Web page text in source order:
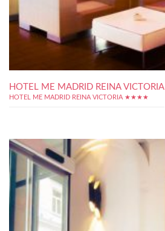
HOTEL ME MADRID REINA VICTORIA
HOTEL ME MADRID REINA VICTORIA ★★★★